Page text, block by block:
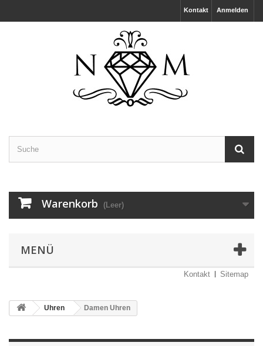
Anmelden
Kontakt
Warenkorb (Leer)
MENÜ
Kontakt Sitemap
Uhren Damen Uhren